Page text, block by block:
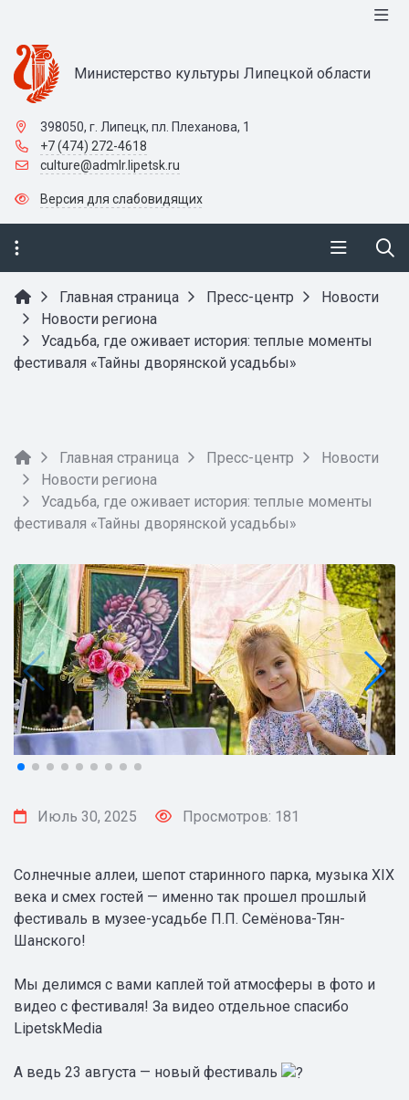
Министерство культуры Липецкой области
398050, г. Липецк, пл. Плеханова, 1
+7 (474) 272-4618
culture@admlr.lipetsk.ru
Версия для слабовидящих
Главная страница Пресс-центр
Новости
Новости региона
Усадьба, где оживает история: теплые моменты
фестиваля «Тайны дворянской усадьбы»
Главная страница Пресс-центр
Новости
Новости региона
Усадьба, где оживает история: теплые моменты
фестиваля «Тайны дворянской усадьбы»
Июль 30, 2025 Просмотров: 181
Солнечные аллеи, шепот старинного парка, музыка XIX
века и смех гостей — именно так прошел прошлый
фестиваль в музее-усадьбе П.П. Семёнова-Тян-
Шанского!
Мы делимся с вами каплей той атмосферы в фото и
видео с фестиваля! За видео отдельное спасибо
LipetskMedia
А ведь 23 августа — новый фестиваль